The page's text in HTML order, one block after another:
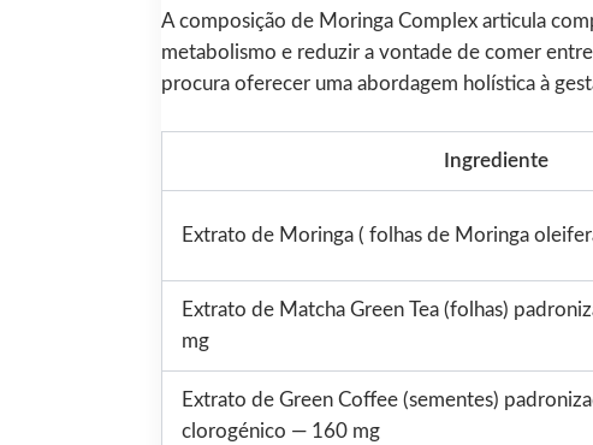
A composição de Moringa Complex articula
metabolismo e reduzir a vontade de comer
procura oferecer uma abordagem holística à
Ingrediente
Extrato de Moringa ( folhas de Moringa
Extrato de Matcha Green Tea (folhas)
mg
Extrato de Green Coffee (sementes)
clorogénico — 160 mg